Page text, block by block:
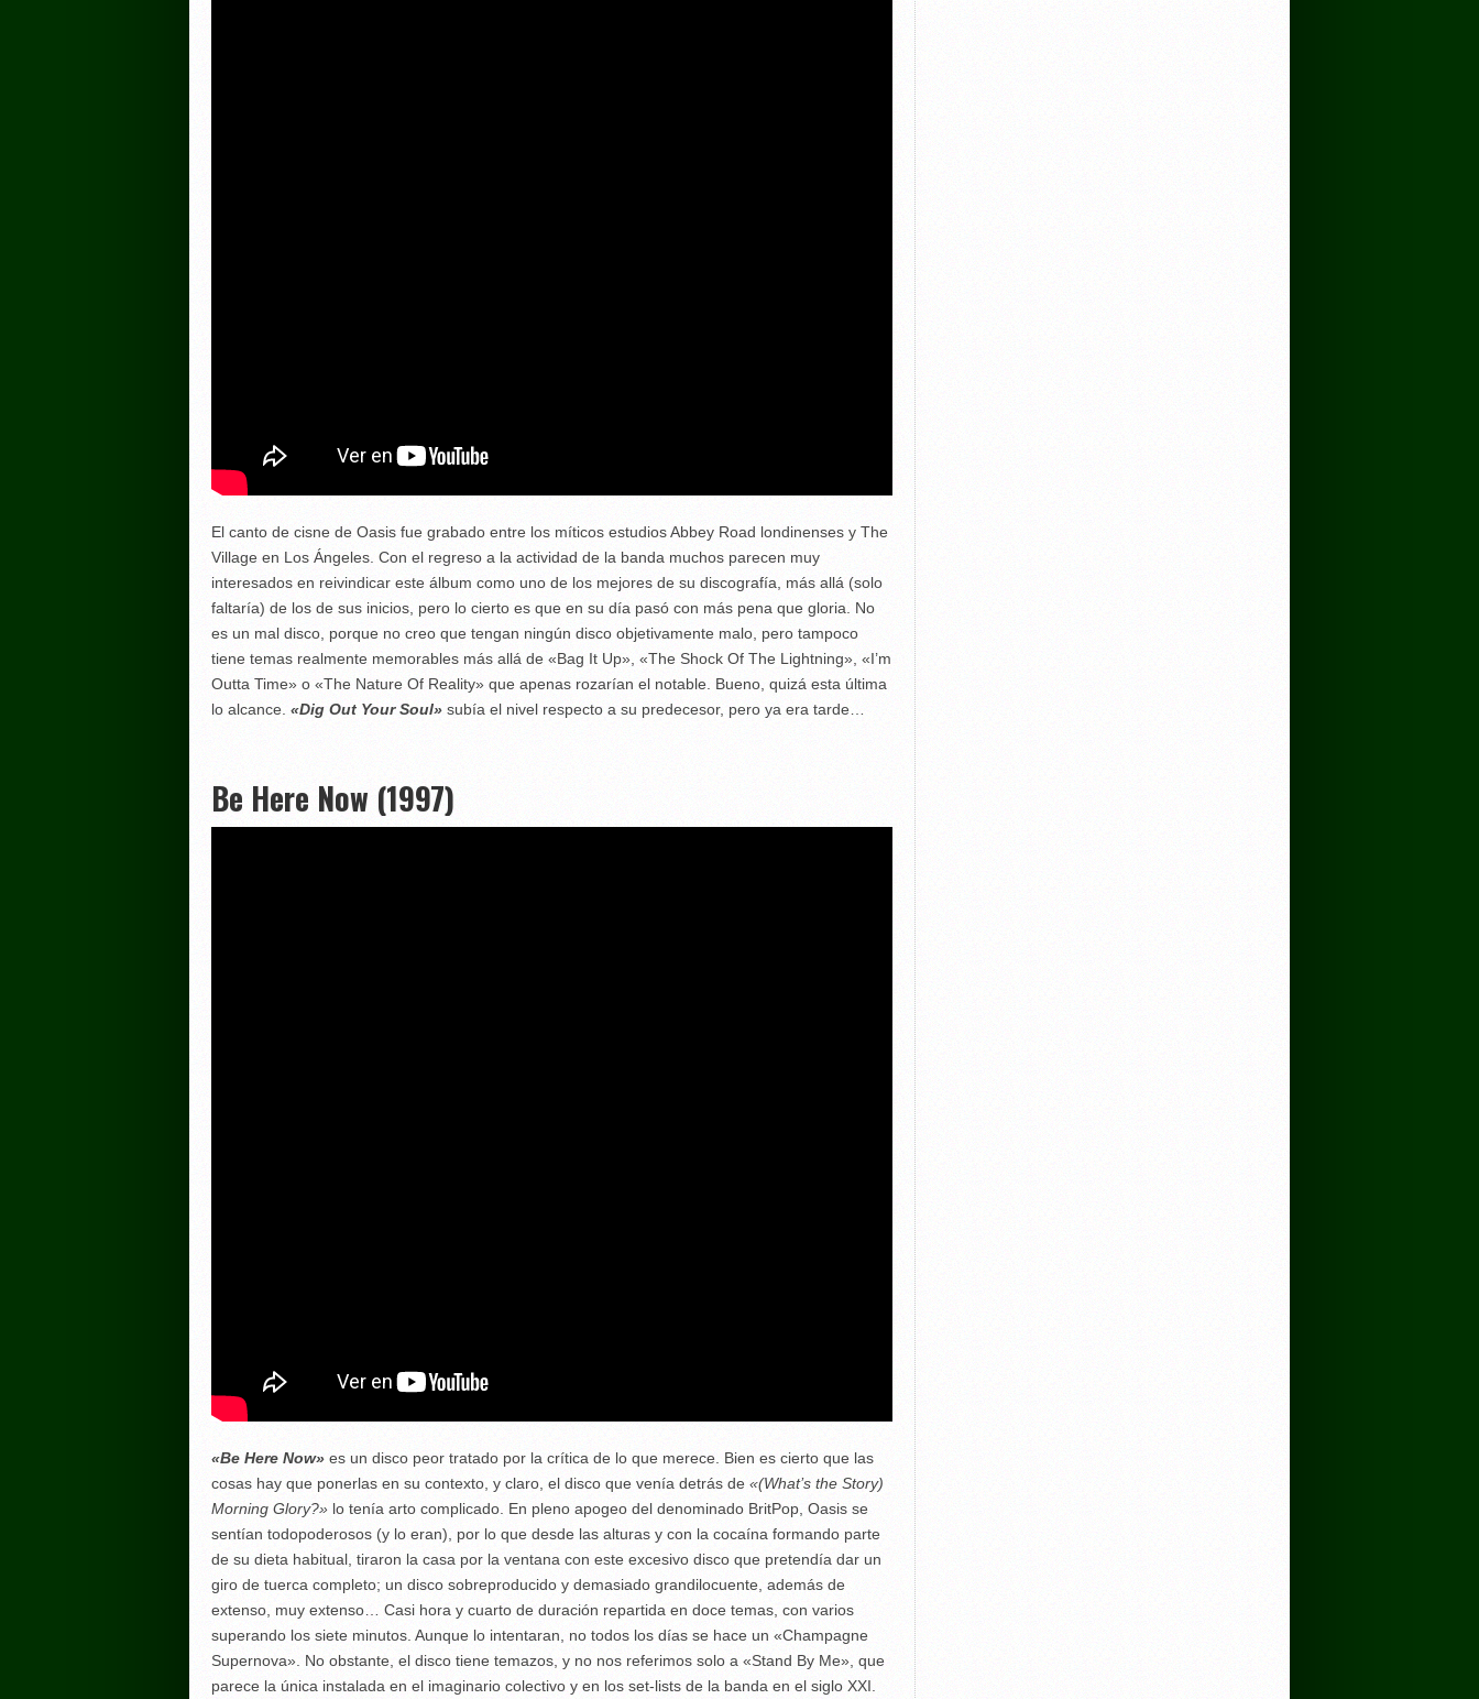
El canto de cisne de Oasis fue grabado entre los míticos estudios Abbey Road londinenses y The
Village en Los Ángeles. Con el regreso a la actividad de la banda muchos parecen muy
interesados en reivindicar este álbum como uno de los mejores de su discografía, más allá (solo
faltaría) de los de sus inicios, pero lo cierto es que en su día pasó con más pena que gloria. No
es un mal disco, porque no creo que tengan ningún disco objetivamente malo, pero tampoco
tiene temas realmente memorables más allá de «Bag It Up», «The Shock Of The Lightning», «I’m
Outta Time» o «The Nature Of Reality» que apenas rozarían el notable. Bueno, quizá esta última
lo alcance. «Dig Out Your Soul» subía el nivel respecto a su predecesor, pero ya era tarde…
Be Here Now (1997)
«Be Here Now»es un disco peor tratado por la crítica de lo que merece. Bien es cierto que las
cosas hay que ponerlas en su contexto, y claro, el disco que venía detrás de «(What’s the Story)
Morning Glory?»lo tenía arto complicado. En pleno apogeo del denominado BritPop, Oasis se
sentían todopoderosos (y lo eran), por lo que desde las alturas y con la cocaína formando parte
de su dieta habitual, tiraron la casa por la ventana con este excesivo disco que pretendía dar un
giro de tuerca completo; un disco sobreproducido y demasiado grandilocuente, además de
extenso, muy extenso… Casi hora y cuarto de duración repartida en doce temas, con varios
superando los siete minutos. Aunque lo intentaran, no todos los días se hace un «Champagne
Supernova». No obstante, el disco tiene temazos, y no nos referimos solo a «Stand By Me», que
parece la única instalada en el imaginario colectivo y en los set-lists de la banda en el siglo XXI.